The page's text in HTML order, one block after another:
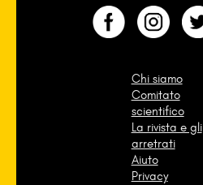
Chi siamo
Comitato
scientifico
La rivista e gli
arretrati
Aiuto
Privacy